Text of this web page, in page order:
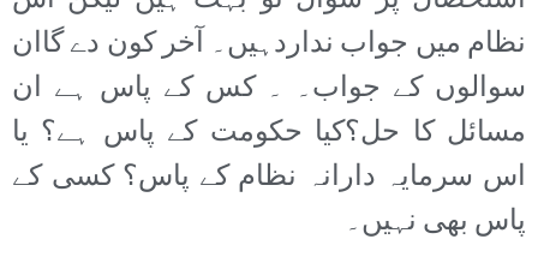
نظام میں جواب نداردہیں۔ آخر کون دے گاان
سوالوں کے جواب۔ ۔ کس کے پاس ہے ان
مسائل کا حل؟کیا حکومت کے پاس ہے؟ یا
اس سرمایہ دارانہ نظام کے پاس؟ کسی کے
پاس بھی نہیں۔